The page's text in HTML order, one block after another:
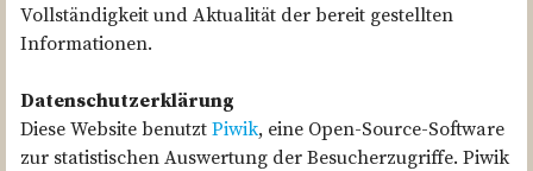
Vollständigkeit und Aktualität der bereit gestellten
Informationen.
Datenschutzerklärung
Diese Website benutztPiwik, eine Open-Source-Software
zur statistischen Auswertung der Besucherzugriffe. Piwik